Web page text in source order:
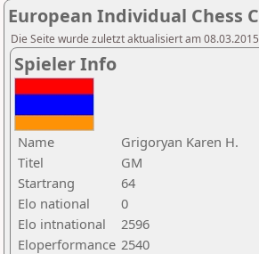
European Individual Chess
Die Seite wurde zuletzt aktualisiert am
Spieler Info
Name
Grigoryan Karen H.
Titel
GM
Startrang
64
Elo national
0
Elo intnational
2596
Eloperformance 2540